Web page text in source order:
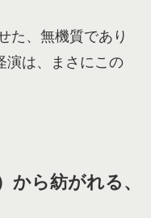
た、無機質であり
演は、まさにこの
から紡がれる、